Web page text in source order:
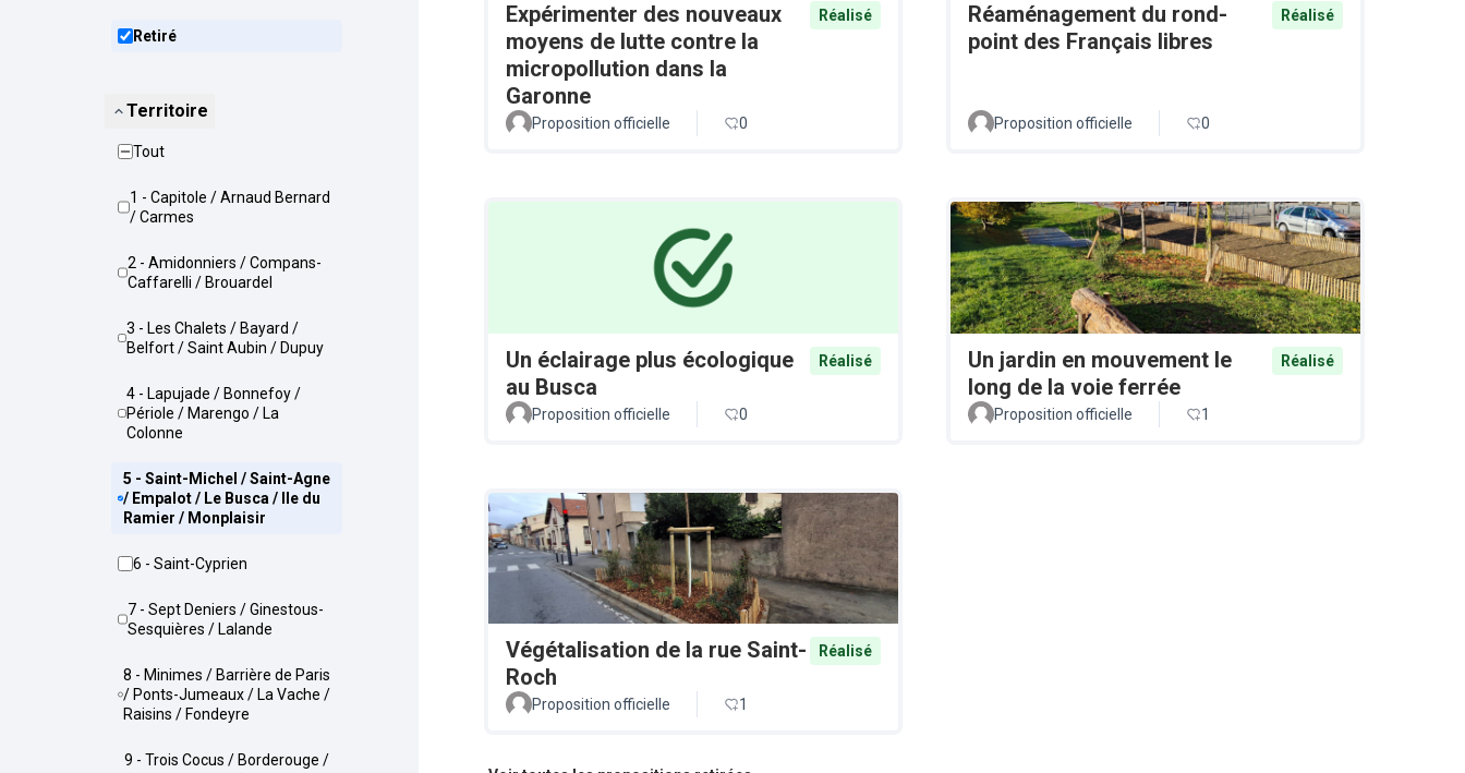
Retiré
Territoire
Tout
1 - Capitole / Arnaud Bernard
/ Carmes
2 - Amidonniers / Compans-
Caffarelli / Brouardel
3 - Les Chalets / Bayard /
Belfort / Saint Aubin / Dupuy
4 - Lapujade / Bonnefoy /
Périole / Marengo / La
Colonne
5 - Saint-Michel / Saint-Agne
/ Empalot / Le Busca / Ile du
Ramier / Monplaisir
6 - Saint-Cyprien
7 - Sept Deniers / Ginestous-
Sesquières / Lalande
8 - Minimes / Barrière de Paris
/ Ponts-Jumeaux / La Vache /
Raisins / Fondeyre
9 - Trois Cocus / Borderouge /
Expérimenter des nouveaux
moyens de lutte contre la
micropollution dans la
Garonne
Réalisé
Proposition officielle 0
Réaménagement du rond-
point des Français libres
Réalisé
Proposition officielle 0
Un éclairage plus écologique
au Busca
Réalisé
Proposition officielle 0
Un jardin en mouvement le
long de la voie ferrée
Réalisé
Proposition officielle 1
Végétalisation de la rue Saint-
Roch
Réalisé
Proposition officielle 1